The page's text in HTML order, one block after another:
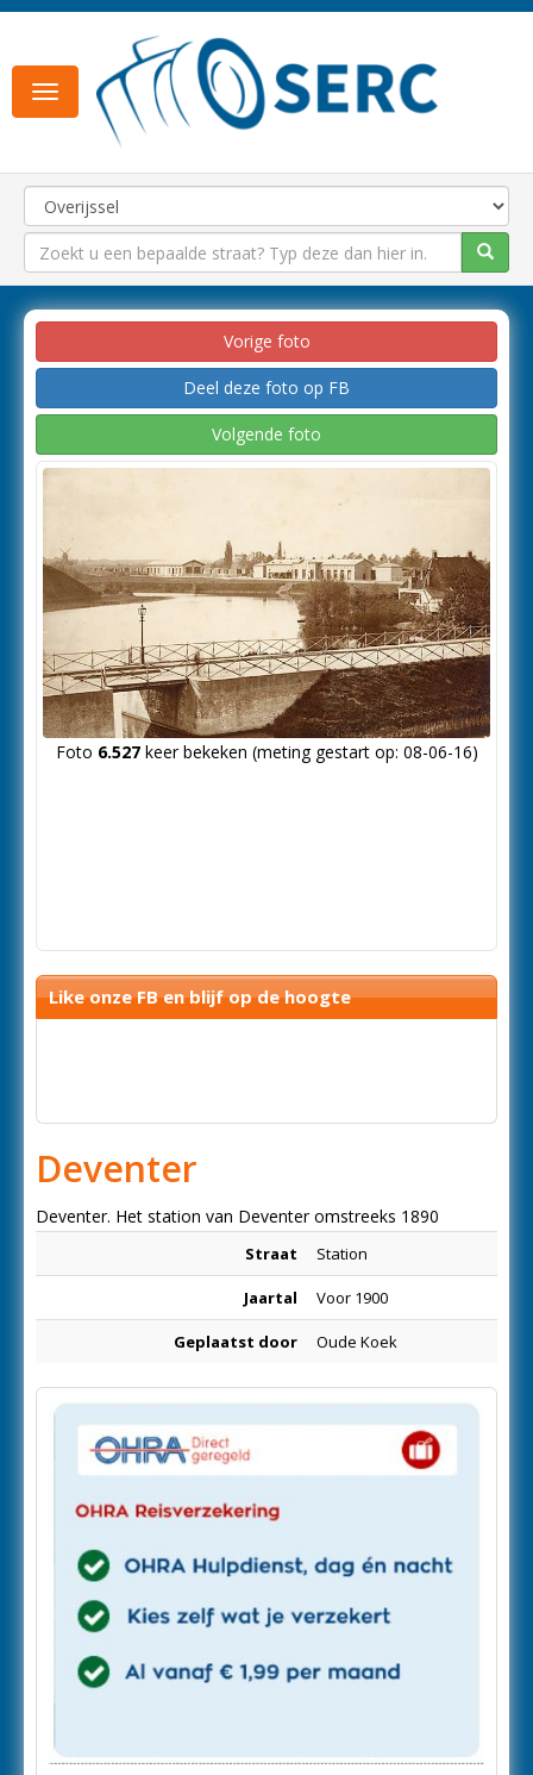
Toggle
navigation
Vorige foto
Deel deze foto op FB
Volgende foto
Foto 6.527keer bekeken (meting gestart op: 08-06-16)
Like onze FB en blijf op de hoogte
Deventer
Deventer. Het station van Deventer omstreeks 1890
Straat Station
Jaartal Voor 1900
Geplaatst door Oude Koek